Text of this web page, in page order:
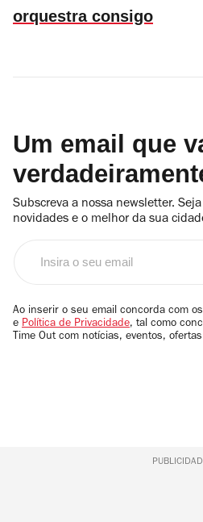
orquestra consigo
Um email que
Subscreva a nossa newsletter.
novidades e o melhor da sua
email
Ao inserir o seu email concorda com
e Política de Privacidade, tal como
Time Out com notícias, eventos,